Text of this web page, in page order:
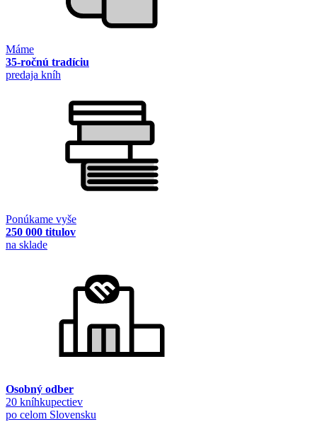
Máme
35-ročnú tradíciu
predaja kníh
Ponúkame vyše
250 000 titulov
na sklade
Osobný odber
20 kníhkupectiev
po celom Slovensku